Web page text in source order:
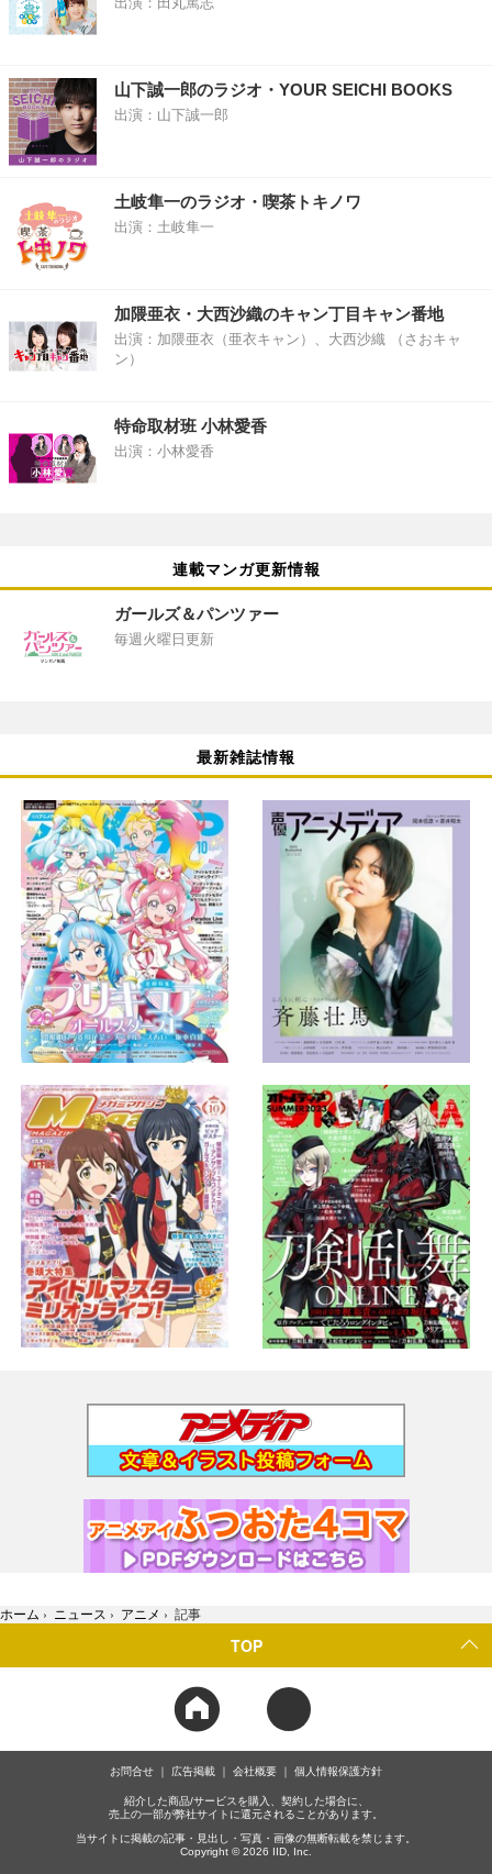
山下誠一郎のラジオ・YOUR SEICHI BOOKS
出演：山下誠一郎
土岐隼一のラジオ・喫茶トキノワ
出演：土岐隼一
加隈亜衣・大西沙織のキャン丁目キャン番地
出演：加隈亜衣（亜衣キャン）、大西沙織 （さおキャ
ン）
特命取材班 小林愛香
出演：小林愛香
連載マンガ更新情報
ガールズ＆パンツァー
毎週火曜日更新
最新雑誌情報
ホーム › ニュース › アニメ › 記事
TOP
お問合せ 広告掲載 会社概要 個人情報保護方針
紹介した商品/サービスを購入、契約した場合に、
売上の一部が弊社サイトに還元されることがあります。
当サイトに掲載の記事・見出し・写真・画像の無断転載を禁じます。
Copyright © 2026 IID, Inc.